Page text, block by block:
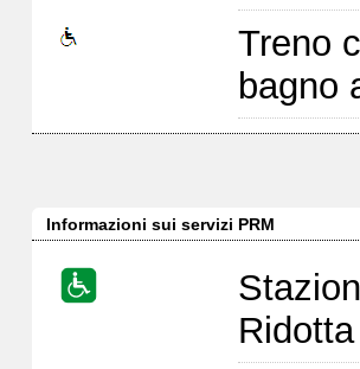
Treno
bagno
Informazioni sui servizi PRM